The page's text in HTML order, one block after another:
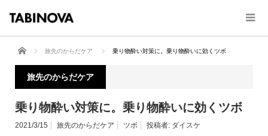
ホーム 旅先のからだケア 乗り物酔い対策に。乗り物酔いに効くツボ
旅先のからだケア
乗り物酔い対策に。乗り物酔いに効くツボ
2021/3/15 旅先のからだケア ツボ 投稿者: ダイスケ